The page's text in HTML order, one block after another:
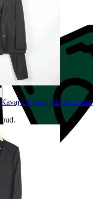
Ull Herr Stl.102 2delar
.